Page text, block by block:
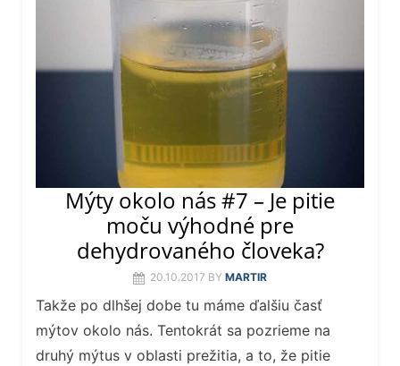
Mýty okolo nás #7 – Je pitie
moču výhodné pre
dehydrovaného človeka?
20.10.2017 BY MARTIR
Takže po dlhšej dobe tu máme ďalšiu časť
mýtov okolo nás. Tentokrát sa pozrieme na
druhý mýtus v oblasti prežitia, a to, že pitie